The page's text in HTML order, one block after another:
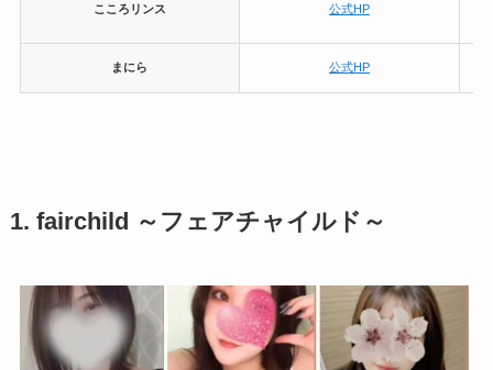
こころリンス 公式HP
まにら 公式HP
1. fairchild ～フェアチャイルド～